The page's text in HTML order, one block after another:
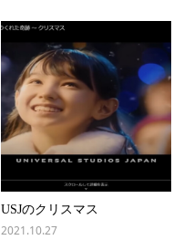
USJのクリスマス
2021.10.27